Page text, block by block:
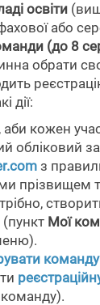
освіти
або
(до 8
обрати
дії:
аби кожен
обліковий
з
прізвищем
Мої
команду